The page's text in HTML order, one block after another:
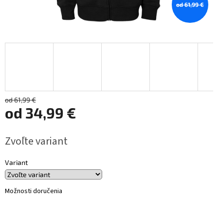
od 61,99 €
od 61,99 €
od 34,99 €
cena:
Zvoľte variant
Variant
Možnosti doručenia